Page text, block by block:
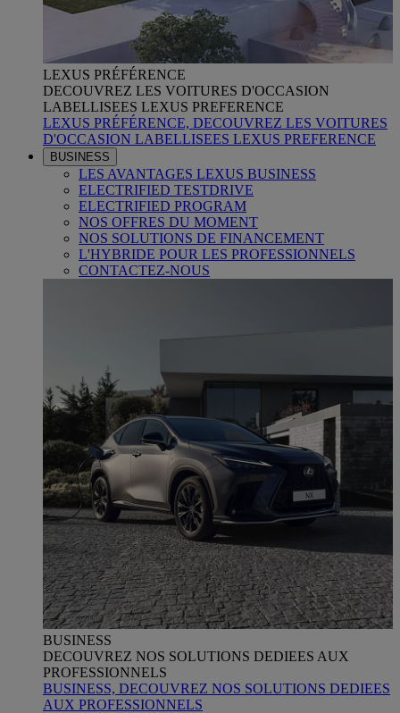
LEXUS PRÉFÉRENCE
DECOUVREZ LES VOITURES D'OCCASION
LABELLISEES LEXUS PREFERENCE
LEXUS PRÉFÉRENCE, DECOUVREZ LES VOITURES
D'OCCASION LABELLISEES LEXUS PREFERENCE
BUSINESS
LES AVANTAGES LEXUS BUSINESS
ELECTRIFIED TESTDRIVE
ELECTRIFIED PROGRAM
NOS OFFRES DU MOMENT
NOS SOLUTIONS DE FINANCEMENT
L'HYBRIDE POUR LES PROFESSIONNELS
CONTACTEZ-NOUS
BUSINESS
DECOUVREZ NOS SOLUTIONS DEDIEES AUX
PROFESSIONNELS
BUSINESS, DECOUVREZ NOS SOLUTIONS DEDIEES
AUX PROFESSIONNELS